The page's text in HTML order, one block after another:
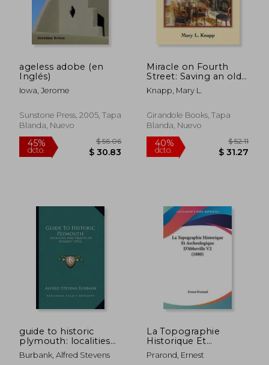
40%
dcto.
40%
ageless adobe (en
Inglés)
Iowa, Jerome
Sunstone Press, 2005, Tapa
Blanda, Nuevo
Miracle on Fourth
Street: Saving an old
Merchant's House (en
Inglés)
Knapp, Mary L.
Girandole Books, Tapa
Blanda, Nuevo
guide to historic
plymouth: localities
and objects of
interest (1916) (en
Burbank, Alfred Stevens
La Topographie
Historique Et
Archeologique
D'Abbeville V2 (1880)
Prarond, Ernest